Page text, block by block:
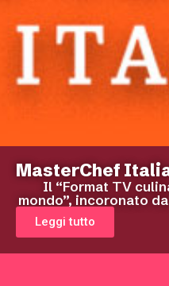
MasterChef
Il “Format TV
mondo”, incoronato
Leggi tutto